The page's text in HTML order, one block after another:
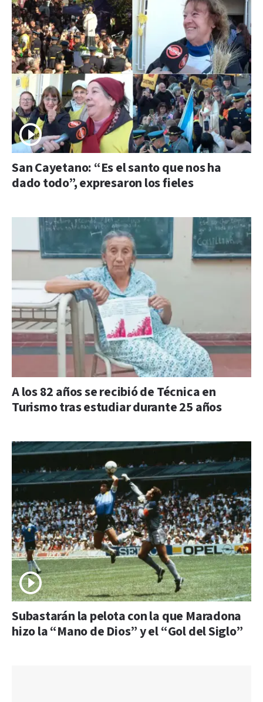
San Cayetano: “Es el santo que nos ha
dado todo”, expresaron los fieles
A los 82 años se recibió de Técnica en
Turismo tras estudiar durante 25 años
Subastarán la pelota con la que Maradona
hizo la “Mano de Dios” y el “Gol del Siglo”